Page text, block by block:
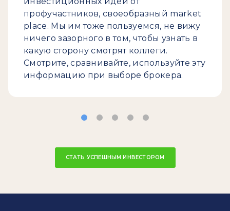
профучастников, своеобразный market
place. Мы им тоже пользуемся, не вижу
ничего зазорного в том, чтобы узнать в
какую сторону смотрят коллеги.
Смотрите, сравнивайте, используйте эту
информацию при выборе брокера.
СТАТЬ УСПЕШНЫМ ИНВЕСТОРОМ